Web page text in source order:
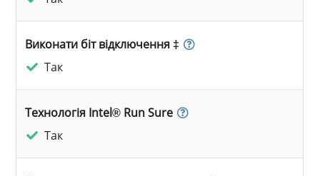
Виконати біт відключення ‡
Так
Технологія Intel® Run Sure
Так